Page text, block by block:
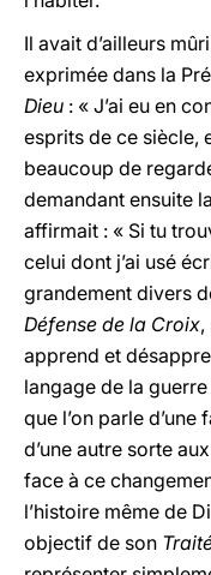
Il avait d’ailleurs
exprimée dans la
Dieu : « J’ai eu en
esprits de ce siècle,
beaucoup de
demandant ensuite
affirmait : « Si tu
celui dont j’ai usé
grandement divers
Défense de la Croix,
apprend et
langage de la
que l’on parle
d’une autre sorte
face à ce
l’histoire même de
objectif de son